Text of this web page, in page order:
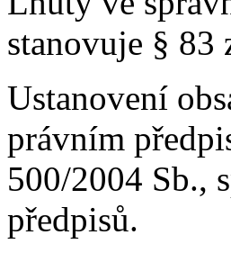
stanovuje § 83
Ustanovení
právním
500/2004 Sb.,
předpisů.